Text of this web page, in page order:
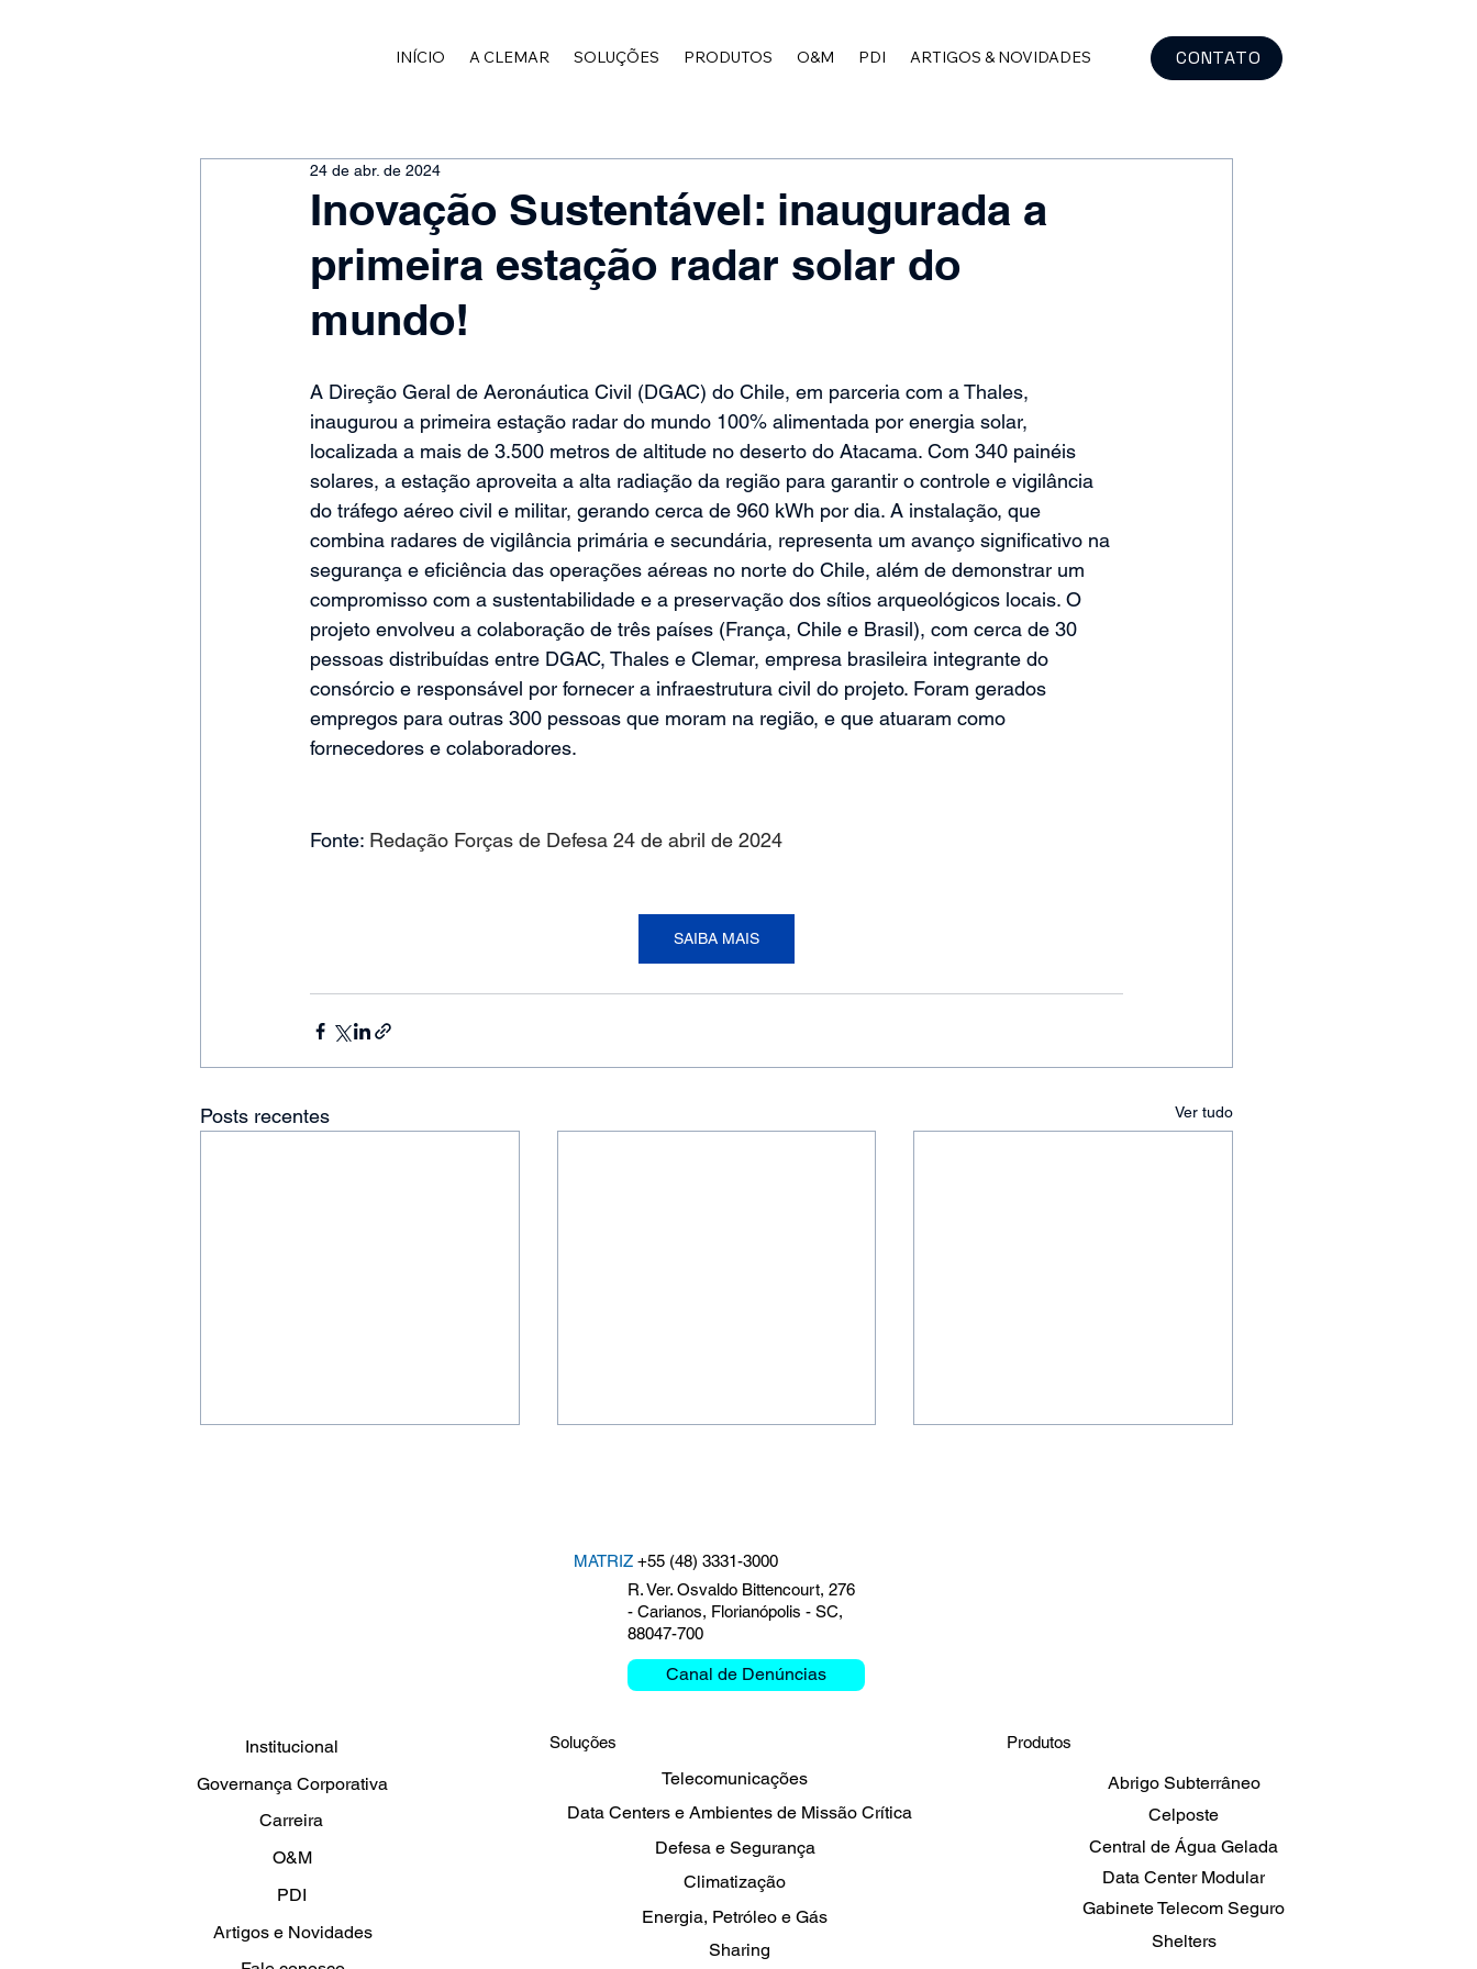
INÍCIO A CLEMAR SOLUÇÕES PRODUTOS O&M PDI ARTIGOS & NOVIDADES CONTATO
Inovação Sustentável: inaugurada a
primeira estação radar solar do
mundo!
24 de abr. de 2024
A Direção Geral de Aeronáutica Civil (DGAC) do Chile, em parceria com a Thales,
inaugurou a primeira estação radar do mundo 100% alimentada por energia solar,
localizada a mais de 3.500 metros de altitude no deserto do Atacama. Com 340 painéis
solares, a estação aproveita a alta radiação da região para garantir o controle e vigilância
do tráfego aéreo civil e militar, gerando cerca de 960 kWh por dia. A instalação, que
combina radares de vigilância primária e secundária, representa um avanço significativo na
segurança e eficiência das operações aéreas no norte do Chile, além de demonstrar um
compromisso com a sustentabilidade e a preservação dos sítios arqueológicos locais. O
projeto envolveu a colaboração de três países (França, Chile e Brasil), com cerca de 30
pessoas distribuídas entre DGAC, Thales e Clemar, empresa brasileira integrante do
consórcio e responsável por fornecer a infraestrutura civil do projeto. Foram gerados
empregos para outras 300 pessoas que moram na região, e que atuaram como
fornecedores e colaboradores.
Fonte: Redação Forças de Defesa 24 de abril de 2024
SAIBA MAIS
Posts recentes Ver tudo
Nosso compromisso com a
segurança: Simulado de
Emergência 2025
MATRIZ +55 (48) 3331-3000
R. Ver. Osvaldo Bittencourt, 276
- Carianos, Florianópolis - SC,
88047-700
Canal de Denúncias
Produtos
Abrigo Subterrâneo
Celposte
Central de Água Gelada
Data Center Modular
Gabinete Telecom Seguro
Shelters
Soluções
Telecomunicações
Data Centers e Ambientes de Missão Crítica
Defesa e Segurança
Climatização
Energia, Petróleo e Gás
Sharing
Institucional
Governança Corporativa
Carreira
O&M
Artigos e Novidades
PDI